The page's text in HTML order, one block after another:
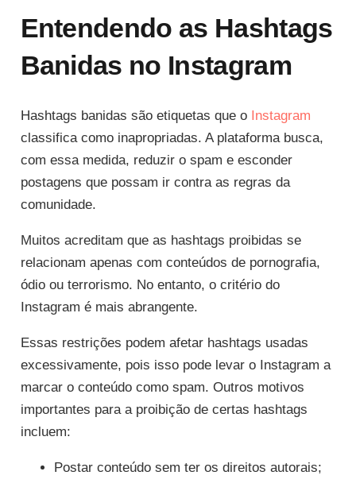
Entendendo as Hashtags
Banidas no Instagram
Hashtags banidas são etiquetas que o Instagram
classifica como inapropriadas. A plataforma busca,
com essa medida, reduzir o spam e esconder
postagens que possam ir contra as regras da
comunidade.
Muitos acreditam que as hashtags proibidas se
relacionam apenas com conteúdos de pornografia,
ódio ou terrorismo. No entanto, o critério do
Instagram é mais abrangente.
Essas restrições podem afetar hashtags usadas
excessivamente, pois isso pode levar o Instagram a
marcar o conteúdo como spam. Outros motivos
importantes para a proibição de certas hashtags
incluem:
Postar conteúdo sem ter os direitos autorais;